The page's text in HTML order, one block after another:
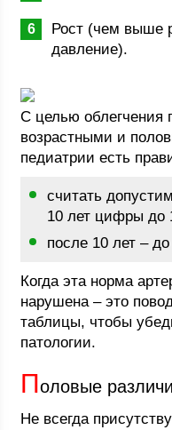
Рост (чем выше
давление).
С целью облегчения
возрастными и
педиатрии есть
считать
10 лет цифры до
после 10 лет –
Когда эта норма
нарушена – это
таблицы, чтобы
патологии.
Половые
Не всегда